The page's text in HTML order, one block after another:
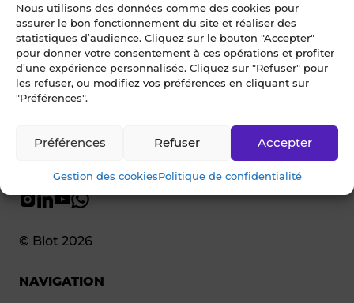
Nous utilisons des données comme des cookies pour
assurer le bon fonctionnement du site et réaliser des
statistiques d’audience. Cliquez sur le bouton "Accepter"
pour donner votre consentement à ces opérations et profiter
d’une expérience personnalisée. Cliquez sur "Refuser" pour
les refuser, ou modifiez vos préférences en cliquant sur
"Préférences".
Accepter
Refuser
Préférences
Gestion des cookiesPolitique de confidentialité
Ecrivez-nous
02 99 79 33 34
© Blot 2026
NAVIGATION